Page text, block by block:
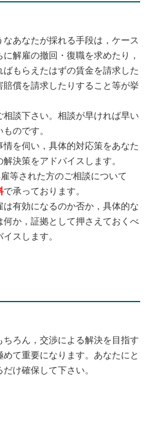
あなたが採れる手段は，ケース
解雇の撤回・復職を求めたり，
もらえたはずの賃金を請求した
賠償を請求したりすること等が挙
相談下さい。相談が早ければ早い
のです。
を伺い，具体的対応策をあなた
決策をアドバイスします。
等された方のご相談について
で承っております。
有効になるのか否か，具体的な
か，証拠として押さえておくべ
スします。
ろん，交渉による解決を目指す
て重要になります。あなたにと
け確保して下さい。